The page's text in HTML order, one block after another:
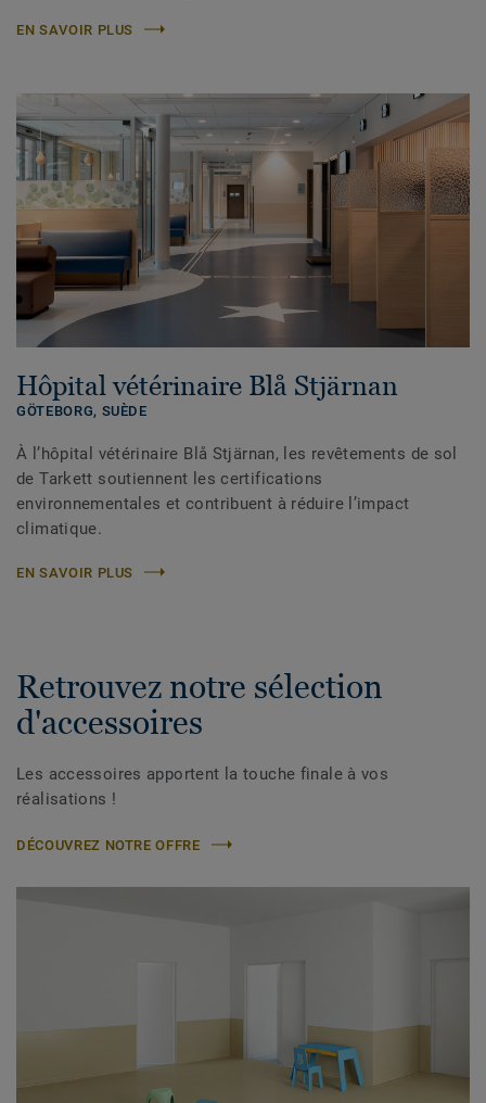
EN SAVOIR PLUS
Hôpital vétérinaire Blå Stjärnan
GÖTEBORG, SUÈDE
À l’hôpital vétérinaire Blå Stjärnan, les revêtements de sol
de Tarkett soutiennent les certifications
environnementales et contribuent à réduire l’impact
climatique.
EN SAVOIR PLUS
Retrouvez notre sélection
d'accessoires
Les accessoires apportent la touche finale à vos
réalisations !
DÉCOUVREZ NOTRE OFFRE